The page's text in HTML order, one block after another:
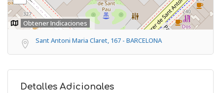
Obtener Indicaciones
Sant Antoni Maria Claret, 167 - BARCELONA
Detalles Adicionales